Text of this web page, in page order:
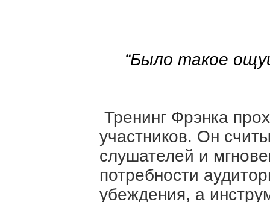
“Было такое
Тренинг Фрэнка
участников. Он
слушателей и
потребности
убеждения, а